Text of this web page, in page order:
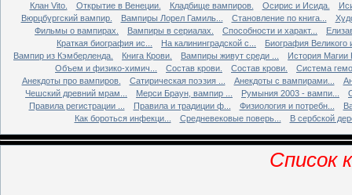
Клан Vito.
Открытие в Венеции. Кладбище вампиров. Осирис и Исида.
Вюрцбургский вампир.
Вампиры Лорел Гамиль... Становление по книга...
Фильмы о вампирах.
Вампиры в сериалах. Способности и характ...
Краткая биография ис...
На калининградской с...
Биография Великого
Вампир из Кэмберленда.
Книга Крови. Вампиры живут среди ...
История Магии
Объем и физико-химич...
Состав крови. Состав крови.
Система
Анекдоты про вампиров.
Сатирическая поэзия ... Анекдоты с вампирами...
Чешский древний мрам...
Мерси Браун, вампир ... Румыния 2003 - вампи...
Правила регистрации ...
Правила и традиции ф... Физиология и потребн...
Как бороться инфекци...
Средневековые поверь... В сербской
Список